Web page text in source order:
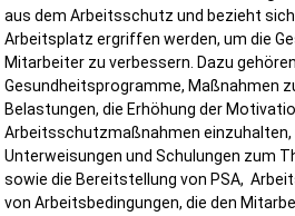
aus dem Arbeitsschutz und bezieht
Arbeitsplatz ergriffen werden, um die
Mitarbeiter zu verbessern. Dazu
Gesundheitsprogramme, Maßnahmen
Belastungen, die Erhöhung der
Arbeitsschutzmaßnahmen einzuhalten,
Unterweisungen und Schulungen zum
sowie die Bereitstellung von PSA,
von Arbeitsbedingungen, die den